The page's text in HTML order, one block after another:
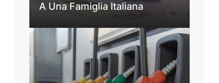
A Una Famiglia Italiana